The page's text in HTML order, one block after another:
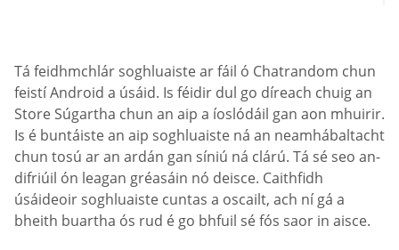
Tá feidhmchlár soghluaiste ar fáil ó Chatrandom chun
feistí Android a úsáid. Is féidir dul go díreach chuig an
Store Súgartha chun an aip a íoslódáil gan aon mhuirir.
Is é buntáiste an aip soghluaiste ná an neamhábaltacht
chun tosú ar an ardán gan síniú ná clárú. Tá sé seo an-
difriúil ón leagan gréasáin nó deisce. Caithfidh
úsáideoir soghluaiste cuntas a oscailt, ach ní gá a
bheith buartha ós rud é go bhfuil sé fós saor in aisce.